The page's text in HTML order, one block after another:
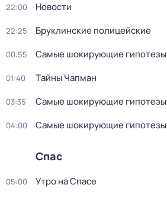
22:00 Новости
22:25 Бруклинские полицейские
00:55 Самые шoкиpующие гипотезы
01:40 Тaйны Чапман
03:35 Самые шoкиpующие гипотезы
04:00 Самые шoкиpующие гипотезы
Спас
05:00 Утро на Спасе